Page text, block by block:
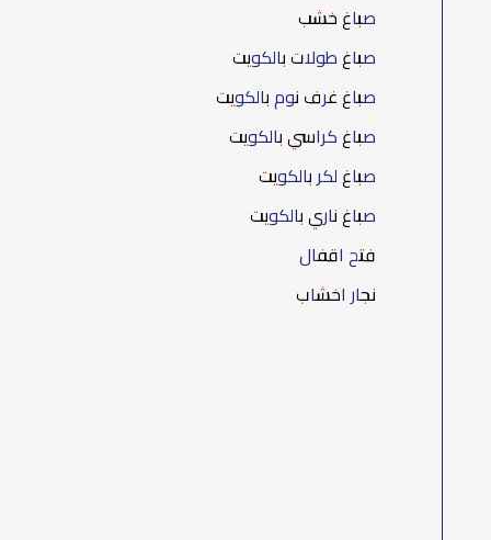
صباغ خشب
صباغ طولات بالكويت
صباغ غرف نوم بالكويت
صباغ كراسي بالكويت
صباغ لكر بالكويت
صباغ ناري بالكويت
فتح اقفال
نجار اخشاب